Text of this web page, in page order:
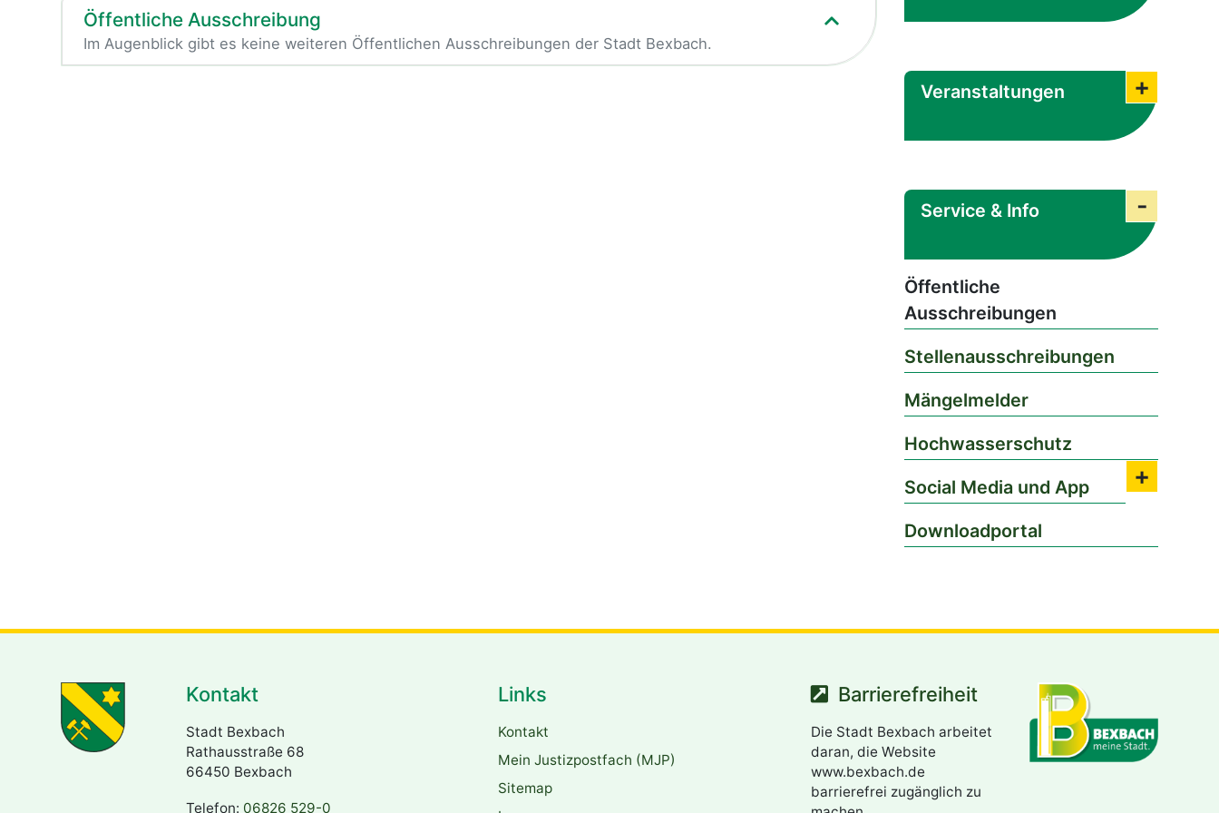
Veranstaltungen
Service & Info
Öffentliche
Ausschreibungen
Stellenausschreibungen
Mängelmelder
Hochwasserschutz
Social Media und App
Downloadportal
Öffentliche Ausschreibung
Im Augenblick gibt es keine weiteren Öffentlichen Ausschreibungen der Stadt Bexbach.
Kontakt
Stadt Bexbach
Rathausstraße 68
66450 Bexbach
Telefon: 06826 529-0
Links
Kontakt
Mein Justizpostfach (MJP)
Sitemap
Barrierefreiheit
Die Stadt Bexbach arbeitet
daran, die Website
www.bexbach.de
barrierefrei zugänglich zu